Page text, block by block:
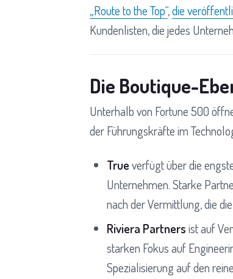
„Route to the Top“,die
Kundenlisten, die jedes
Die Boutique-
Unterhalb von Fortune 500
der Führungskräfte im
Trueverfügt über die
Unternehmen. Starke
nach der Vermittlung, die
Riviera Partnersist auf
starken Fokus auf
Spezialisierung auf den